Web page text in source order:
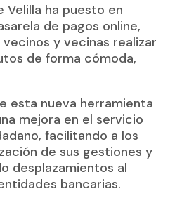
Velilla ha puesto en
de pagos online,
y vecinas realizar
de forma cómoda,
esta nueva herramienta
mejora en el servicio
facilitando a los
de sus gestiones y
desplazamientos al
bancarias.